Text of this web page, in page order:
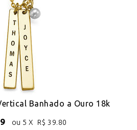
Banhado a Ouro 18k
ou 5 X R$ 39.80